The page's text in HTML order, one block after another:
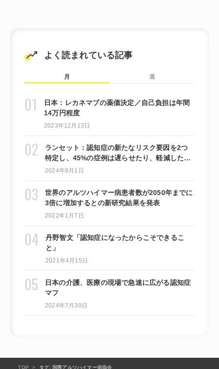
よく読まれている記事
月 週
日本：レカネマブの薬価決定／自己負担は年間
14万円程度
2023年12月13日
ランセット：認知症の新たなリスク要因を2つ
特定し、45%の症例は遅らせたり、軽減したり
できる可能性があると提言しています。
2024年8月1日
世界のアルツハイマー病患者数が2050年までに
3倍に増加するとの新研究結果を発表
2022年1月7日
丹野智文「認知症になったからこそできるこ
と」
2021年4月15日
日本の介護、医療の現場で急速に広がる認知症
マフ
2024年7月30日
TOP タグ: 国際アルツハイマー病協会